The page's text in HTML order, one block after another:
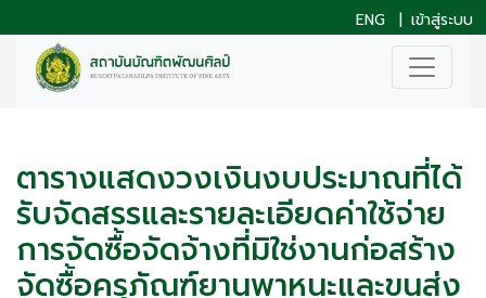
ENG | เข้าสู่ระบบ
ตารางแสดงวงเงินงบประมาณที่ได้
รับจัดสรรและรายละเอียดค่าใช้จ่าย
การจัดซื้อจัดจ้างที่มิใช่งานก่อสร้าง
จัดซื้อครุภัณฑ์ยานพาหนะและขนส่ง